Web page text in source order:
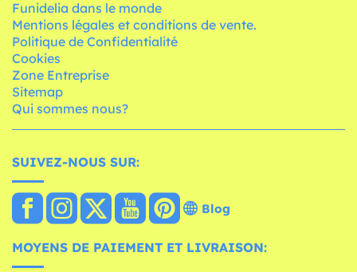
Funidelia dans le monde
Mentions légales et conditions de vente.
Politique de Confidentialité
Cookies
Zone Entreprise
Sitemap
Qui sommes nous?
SUIVEZ-NOUS SUR:
Blog
MOYENS DE PAIEMENT ET LIVRAISON: